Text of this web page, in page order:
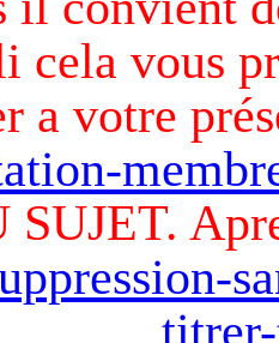
cela vous
a votre